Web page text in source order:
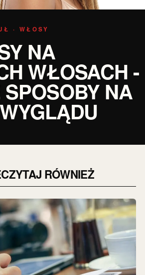
· WŁOSY
NA
WŁOSACH -
NA
RÓWNIEŻ